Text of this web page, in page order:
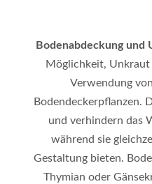
Bodenabdeckung und
Möglichkeit,
Verwendung
Bodendeckerpflanzen.
und verhindern das
während sie
Gestaltung bieten.
Thymian oder